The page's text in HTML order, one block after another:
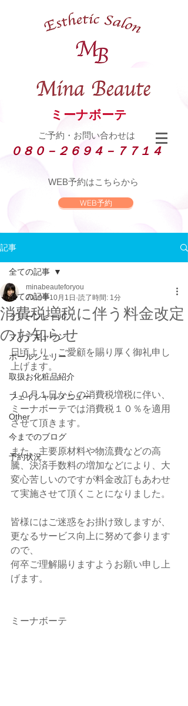
ミーナボーテ
ご予約・お問い合わせは
０８０－２６９４－７７１４
WEB予約
WEB予約はこちらから
記事
全ての記事
グリーンピール
マリアギャラン
ポールシェリー
取扱お化粧品紹介
フェイシャルメニュー
Other
今までのブログ
予約状況
全ての記事
消費税増税に伴う料金改定
のお知らせ
minabeauteforyou
2019年10月1日 読了時間: 1分
日頃より、ご愛顧を賜り厚く御礼申し
上げます。
１０月１日からの消費税増税に伴い、
ミーナボーテでは消費税１０％を適用
させて頂きます。
また、主要原材料や物流費などの高
騰、決済手数料の増加などにより、大
変心苦しいのですが料金改訂もあわせ
て実施させて頂くことになりました。
皆様にはご迷惑をお掛け致しますが、
更なるサービス向上に努めて参ります
ので、
何卒ご理解賜りますようお願い申し上
げます。
ミーナボーテ